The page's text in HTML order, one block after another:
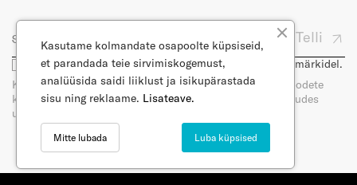
Telli
Olen nõus, et minu e-posti kasutatakse turunduseesmärkidel.
Kui tellite meie uudiskirja, saate e-posti teel uudiseid toodete
kohta. Saate oma nõusoleku igal ajal tagasi võtta, loobudes
uudiskirja tellimisest. Lugege meie privaatsuspoliitikat.
Kasutame kolmandate osapoolte küpsiseid,
et parandada teie sirvimiskogemust,
analüüsida saidi liiklust ja isikupärastada
sisu ning reklaame. Lisateave.
Luba küpsised
Mitte lubada